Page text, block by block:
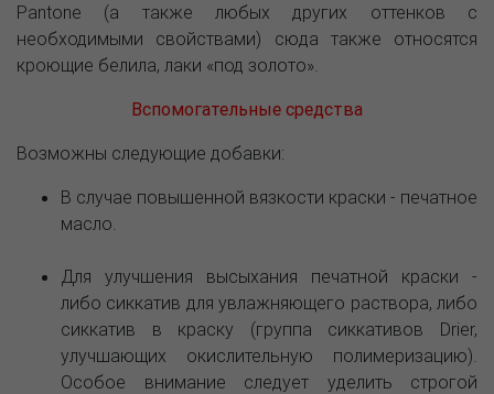
Pantone (а также любых других оттенков с
необходимыми свойствами) сюда также относятся
кроющие белила, лаки «под золото».
Вспомогательные средства
Возможны следующие добавки:
В случае повышенной вязкости краски - печатное
масло.
Для улучшения высыхания печатной краски -
либо сиккатив для увлажняющего раствора, либо
сиккатив в краску (группа сиккативов Drier,
улучшающих окислительную полимеризацию).
Особое внимание следует уделить строгой